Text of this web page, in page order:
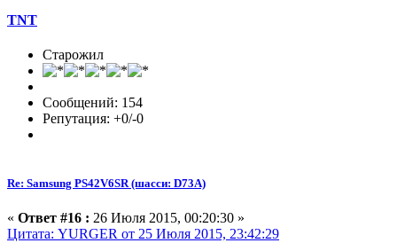
TNT
Старожил
Сообщений: 154
Репутация: +0/-0
Re: Samsung PS42V6SR (шасси: D73A)
« Ответ #16 : 26 Июля 2015, 00:20:30 »
Цитата: YURGER от 25 Июля 2015, 23:42:29